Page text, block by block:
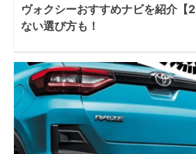
ヴォクシーおすすめナビを紹介【
ない選び方も！